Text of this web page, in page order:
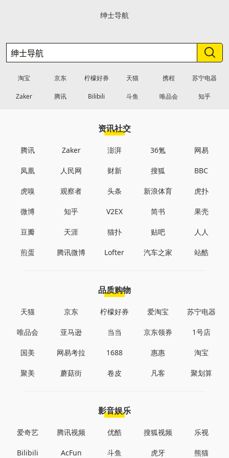
绅士导航
淘宝 京东 柠檬好券 天猫 携程 苏宁电器
Zaker 腾讯 Bilibili 斗鱼 唯品会 知乎
资讯社交
腾讯 Zaker 澎湃 36氪 网易
凤凰 人民网 财新 搜狐 BBC
虎嗅 观察者 头条 新浪体育 虎扑
微博 知乎 V2EX 简书 果壳
豆瓣 天涯 猫扑 贴吧 人人
煎蛋 腾讯微博 Lofter 汽车之家 站酷
品质购物
天猫 京东 柠檬好券 爱淘宝 苏宁电器
唯品会 亚马逊 当当 京东领券 1号店
国美 网易考拉 1688 惠惠 淘宝
聚美 蘑菇街 卷皮 凡客 聚划算
影音娱乐
爱奇艺 腾讯视频 优酷 搜狐视频 乐视
Bilibili AcFun 斗鱼 虎牙 熊猫